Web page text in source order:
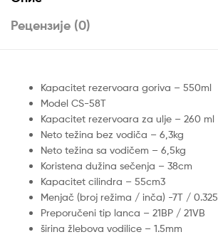
Рецензије (0)
Kapacitet rezervoara goriva – 550ml
Model CS-58T
Kapacitet rezervoara za ulje – 260 ml
Neto težina bez vodiča – 6,3kg
Neto težina sa vodičem – 6,5kg
Koristena dužina sečenja – 38cm
Kapacitet cilindra – 55cm3
Menjač (broj režima / inča) -7T / 0.325
Preporučeni tip lanca – 21BP / 21VB
širina žlebova vodilice – 1.5mm